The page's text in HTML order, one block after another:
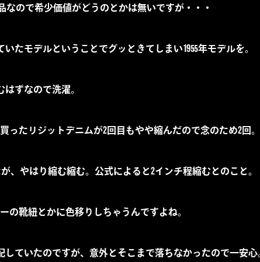
品なので希少価値がどうのとかは無いですが・・・
たモデルということでグッときてしまい1955年モデルを。
ずなので洗濯。
ったリジットデニムが2回目もやや縮んだので念のため2回。
、やはり縮む縮む。公式によると2インチ程縮むとのこと。
の靴紐とかに色移りしちゃうんですよね。
ていたのですが、意外とそこまで落ちなかったので一安心